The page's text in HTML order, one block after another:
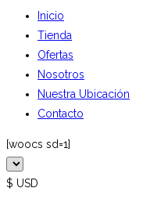
Inicio
Tienda
Ofertas
Nosotros
Nuestra Ubicación
Contacto
[woocs sd=1]
$ USD